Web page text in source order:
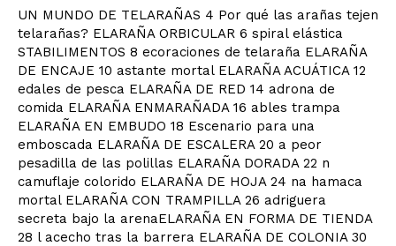
UN MUNDO DE TELARAÑAS 4 Por qué las arañas tejen
telarañas? ELARAÑA ORBICULAR 6 spiral elástica
STABILIMENTOS 8 ecoraciones de telaraña ELARAÑA
DE ENCAJE 10 astante mortal ELARAÑA ACUÁTICA 12
edales de pesca ELARAÑA DE RED 14 adrona de
comida ELARAÑA ENMARAÑADA 16 ables trampa
ELARAÑA EN EMBUDO 18 Escenario para una
emboscada ELARAÑA DE ESCALERA 20 a peor
pesadilla de las polillas ELARAÑA DORADA 22 n
camuflaje colorido ELARAÑA DE HOJA 24 na hamaca
mortal ELARAÑA CON TRAMPILLA 26 adriguera
secreta bajo la arenaELARAÑA EN FORMA DE TIENDA
28 l acecho tras la barrera ELARAÑA DE COLONIA 30